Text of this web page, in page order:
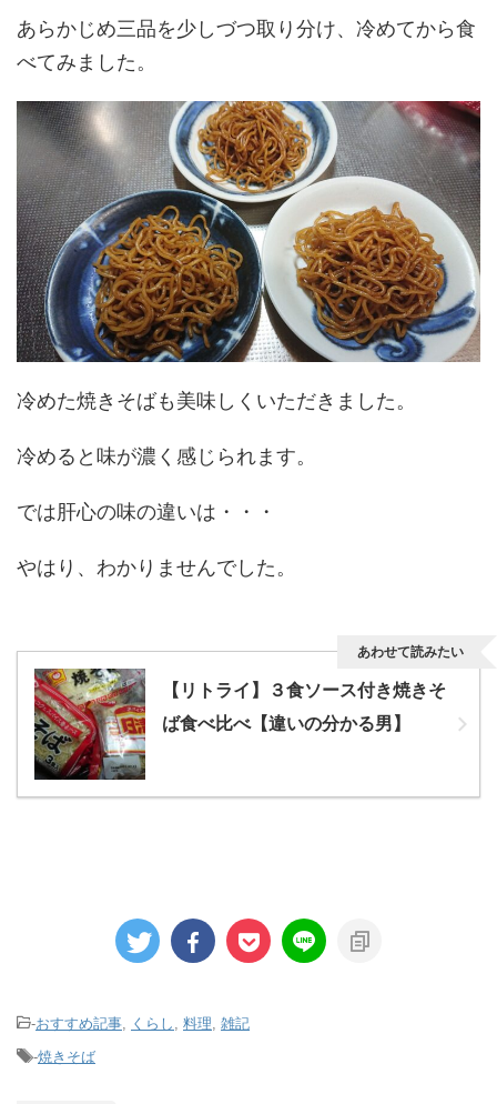
あらかじめ三品を少しづつ取り分け、冷めてから食
べてみました。
冷めた焼きそばも美味しくいただきました。
冷めると味が濃く感じられます。
では肝心の味の違いは・・・
やはり、わかりませんでした。
【リトライ】３食ソース付き焼きそ
ば食べ比べ【違いの分かる男】
あわせて読みたい
-おすすめ記事 くらし 料理 雑記
-焼きそば